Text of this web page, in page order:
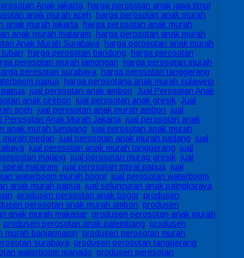
Anak jakarta, harga perosotan anak jawa timur,
anak murah aceh, harga perosotan anak murah
anak murah jakarta, harga perosotan anak murah
anak murah mataram, harga perosotan anak murah
Anak Murah Surabaya, harga perosotan anak murah
, harga perosotan bandung, harga perosotan
perosotan murah lamongan, harga perosotan murah
perosotan surabaya, harga perosotan tanggerang,
papua, harga perosotana anak murah sulawesi,
, jual perosotan anak ambon, Jual Perosotan Anak
anak cirebon, jual perosotan anak gresik, Jual
aceh, jual perosotan anak murah ambon, jual
Perosotan Anak Murah Jakarta, jual perosotan anak
anak murah lumajang, jual perosotan anak murah
medan, jual perosotan anak murah padang, jual
, jual perosotan anak murah tanggerang, jual
malang, jual perosotan murag gresik, jual
mataram, jual perosotan spiral papua, jual
waterboom murah bogor, jual perosotan waterboom
anak murah papua, jual seluncuran anak palngkaraya,
, produsen perosotan anak bogor, produsen
perosotan anak murah ambon, produsen
anak murah makasar, produsen perosotan anak murah
, produsen perosotan anak palembang, produsen
murah banjarmasin, produsen perosotan murah
surabaya, produsen perosotan tanggerang,
waterboom manado, produsen perosotan